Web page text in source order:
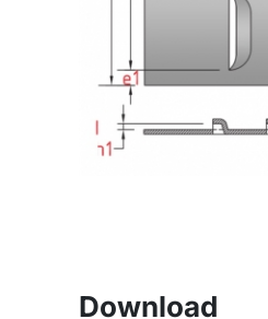
Download